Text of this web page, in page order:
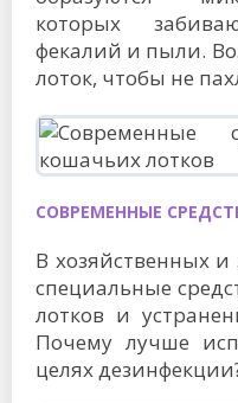
которых
фекалий и пыли.
лоток, чтобы не
СОВРЕМЕННЫЕ
В хозяйственных и
специальные
лотков и
Почему лучше
целях